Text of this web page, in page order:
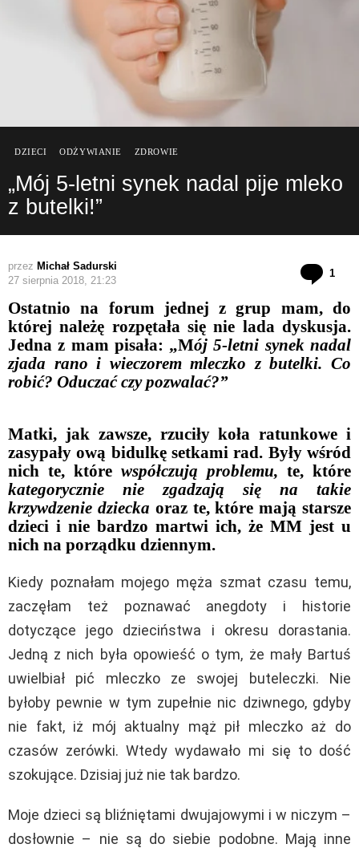
DZIECI ODŻYWIANIE ZDROWIE
„Mój 5-letni synek nadal pije mleko
z butelki!”
przez Michał Sadurski
27 sierpnia 2018, 21:23
1
Ostatnio na forum jednej z grup mam, do
której należę rozpętała się nie lada dyskusja.
Jedna z mam pisała: „Mój 5-letni synek nadal
zjada rano i wieczorem mleczko z butelki. Co
robić? Oduczać czy pozwalać?”
Matki, jak zawsze, rzuciły koła ratunkowe i
zasypały ową bidulkę setkami rad. Były wśród
nich te, które współczują problemu, te, które
kategorycznie nie zgadzają się na takie
krzywdzenie dziecka oraz te, które mają starsze
dzieci i nie bardzo martwi ich, że MM jest u
nich na porządku dziennym.
Kiedy poznałam mojego męża szmat czasu temu,
zaczęłam też poznawać anegdoty i historie
dotyczące jego dzieciństwa i okresu dorastania.
Jedną z nich była opowieść o tym, że mały Bartuś
uwielbiał pić mleczko ze swojej buteleczki. Nie
byłoby pewnie w tym zupełnie nic dziwnego, gdyby
nie fakt, iż mój aktualny mąż pił mleczko aż do
czasów zerówki. Wtedy wydawało mi się to dość
szokujące. Dzisiaj już nie tak bardzo.
Moje dzieci są bliźniętami dwujajowymi i w niczym –
dosłownie – nie są do siebie podobne. Mają inne